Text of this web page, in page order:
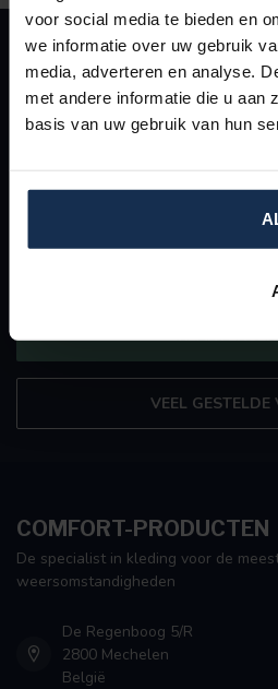
voor social media te bieden en
we informatie over uw gebruik
media, adverteren en analyse.
met andere informatie die u aan
basis van uw gebruik van hun
op. Een team van specialisten staat
VEEL GESTELDE
ABONNEER OP ONZE
Blijf op de hoogte van de nieuwste
beste deals
COMFORT-PRODUCTEN
De specialist in kleding voor de
weersomstandigheden
De Regenboog 5/R
2800 Mechelen
België